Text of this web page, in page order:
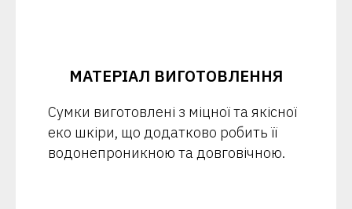
МАТЕРІАЛ ВИГОТОВЛЕННЯ
Сумки виготовлені ​​з міцної та якісної
еко шкіри, що додатково робить її
водонепроникною та довговічною.